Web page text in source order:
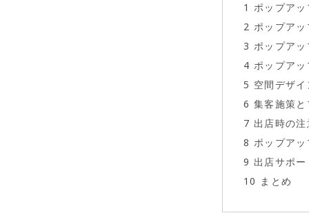
1 ポップア
2 ポップア
3 ポップア
4 ポップア
5 空間デザ
6 集客施策
7 出店時の
8 ポップア
9 出店サポ
10 まとめ